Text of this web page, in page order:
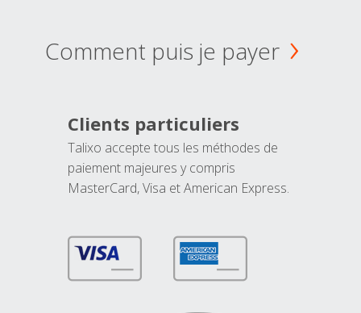
Comment puis je payer
Clients particuliers
Talixo accepte tous les méthodes de
paiement majeures y compris
MasterCard, Visa et American Express.